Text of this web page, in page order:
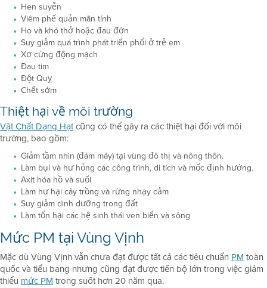
Hen suyễn
Viêm phế quản mãn tính
Ho và khó thở hoặc đau đớn
Suy giảm quá trình phát triển phổi ở trẻ em
Xơ cứng động mạch
Đau tim
Đột Quỵ
Chết sớm
Thiệt hại về môi trường
Vật Chất Dạng Hạtcũng có thể gây ra các thiệt hại đối với môi
trường, bao gồm:
Giảm tầm nhìn (đám mây) tại vùng đô thị và nông thôn.
Làm bụi và hư hỏng các công trình, di tích và mốc định hướng.
Axit hóa hồ và suối
Làm hư hại cây trồng và rừng nhạy cảm
Suy giảm dinh dưỡng trong đất
Làm tổn hại các hệ sinh thái ven biển và sông
Mức PM tại Vùng Vịnh
Mặc dù Vùng Vịnh vẫn chưa đạt được tất cả các tiêu chuẩn PM toàn
quốc và tiểu bang nhưng cũng đạt được tiến bộ lớn trong việc giảm
thiểu mức PM trong suốt hơn 20 năm qua.